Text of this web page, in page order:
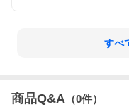
すべ
商品Q&A （0件）